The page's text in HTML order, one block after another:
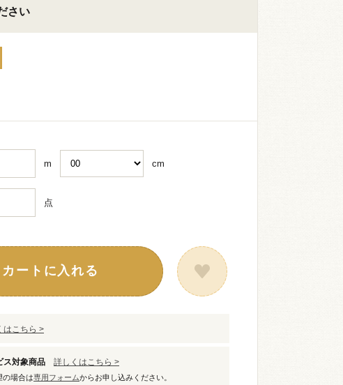
さい
m cm
点
カートに入れる
はこちら >
ス対象商品 詳しくはこちら >
の場合は専用フォームからお申し込みください。